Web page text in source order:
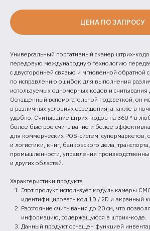
ЦЕНА ПО ЗАПРОСУ
Универсальный портативный сканер штрих-
передовую международную технологию
с двусторонней связью и мгновенной обратной
по исправлению ошибок для выполнения
используемых одномерных кодов и
Оснащенный вспомогательной подсветкой, он
в различных условиях освещения, а также в
удобно. Считывание штрих-кодов на 360 ° в
более быстрое считывание и более
для коммерческих POS-систем, супермаркетов,
и логистики, книг, банковского дела,
промышленности, управления
и других областей.
Характеристики продукта
Этот продукт использует модуль камеры
идентифицировать код 1D / 2D и экранный
Расстояние считывания до 20 см, что
информацию, содержащуюся в штрих-коде.
Данный продукт оснащен функцией